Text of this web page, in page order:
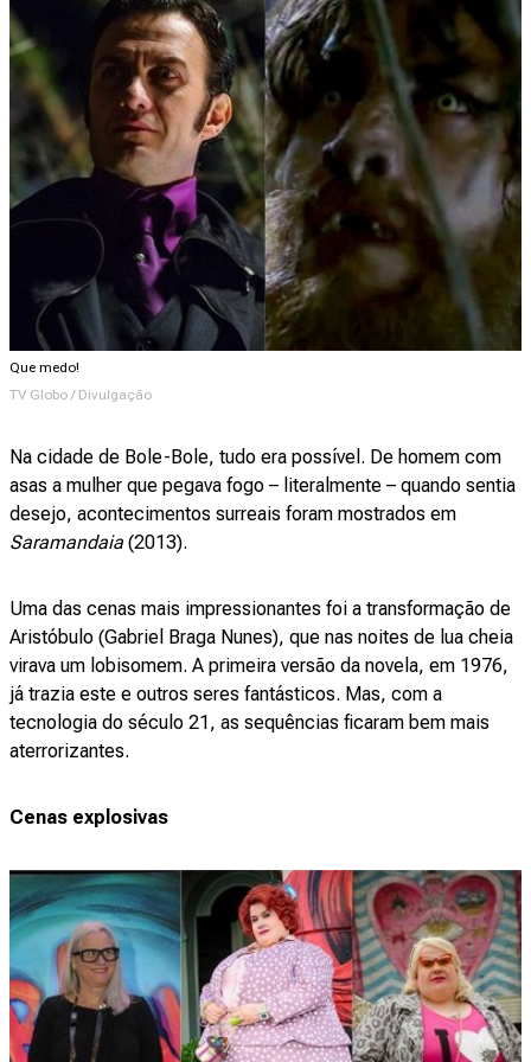
Que medo!
TV Globo / Divulgação
Na cidade de Bole-Bole, tudo era possível. De homem com
asas a mulher que pegava fogo – literalmente – quando sentia
desejo, acontecimentos surreais foram mostrados em
Saramandaia (2013).
Uma das cenas mais impressionantes foi a transformação de
Aristóbulo (Gabriel Braga Nunes), que nas noites de lua cheia
virava um lobisomem. A primeira versão da novela, em 1976,
já trazia este e outros seres fantásticos. Mas, com a
tecnologia do século 21, as sequências ficaram bem mais
aterrorizantes.
Cenas explosivas